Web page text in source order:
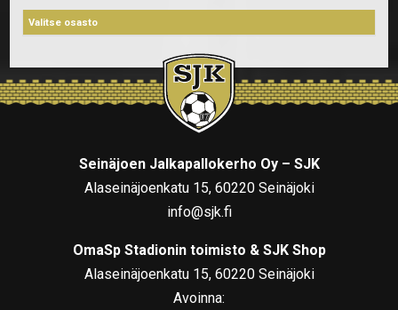
Seinäjoen Jalkapallokerho Oy – SJK
Alaseinäjoenkatu 15, 60220 Seinäjoki
info@sjk.fi
OmaSp Stadionin toimisto & SJK Shop
Alaseinäjoenkatu 15, 60220 Seinäjoki
Avoinna: